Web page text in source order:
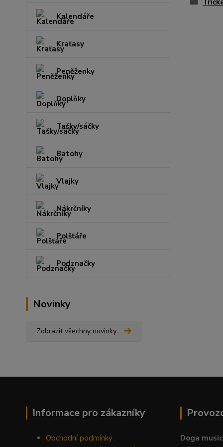
Kalendáře
Kraťasy
Peněženky
Doplňky
Tašky/sáčky
Batohy
Vlajky
Nákrčníky
Polšťáře
Podznačky
Novinky
Zobrazit všechny novinky
Informace pro zákazníky
Obchodní podmínky
Doga